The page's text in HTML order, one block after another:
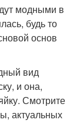
модными в
будь то
основ
вид
и она,
Смотрите
актуальных